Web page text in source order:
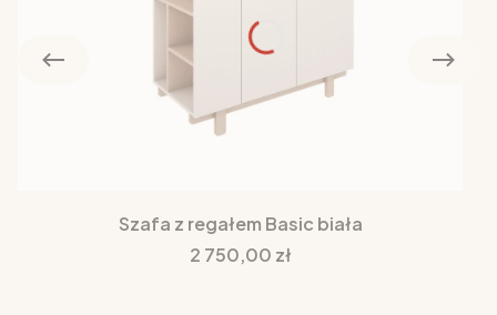
Szafa z regałem Basic biała
Cena
2 750,00 zł